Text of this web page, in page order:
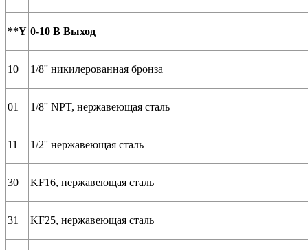
**Y 0-10 В Выход
10 1/8'' никилерованная бронза
01 1/8'' NPT, нержавеющая сталь
11 1/2'' нержавеющая сталь
30 KF16, нержавеющая сталь
31 KF25, нержавеющая сталь